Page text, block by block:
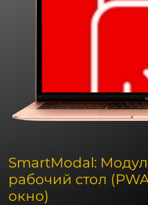
SmartModal:
рабочий стол
окно)